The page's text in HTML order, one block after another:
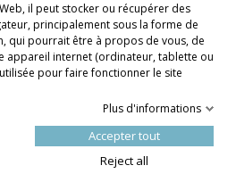
DÉTAILS
il peut stocker ou récupérer des
principalement sous la forme de
qui pourrait être à propos de vous, de
appareil internet (ordinateur, tablette ou
pour faire fonctionner le site
Plus d'informations
Accepter tout
Reject all